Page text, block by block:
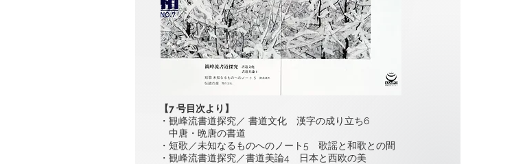
【7 号目次より】
・観峰流書道探究／ 書道文化 漢字の成り立ち6
中唐・晩唐の書道
・短歌／未知なるものへのノート5 歌謡と和歌との間
・観峰流書道探究／書道美論4 日本と西欧の美